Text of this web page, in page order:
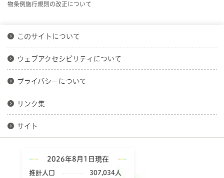
物条例施行規則の改正について
このサイトについて
ウェブアクセシビリティについて
プライバシーについて
リンク集
サイト
2026年8月1日現在
推計人口
307,034人